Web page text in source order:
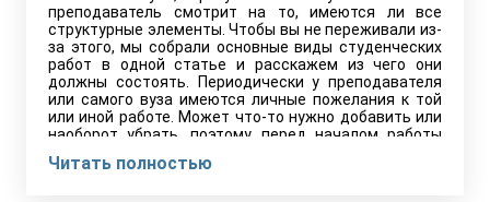
преподаватель смотрит на то, имеются ли все
структурные элементы. Чтобы вы не переживали из-
за этого, мы собрали основные виды студенческих
работ в одной статье и расскажем из чего они
должны состоять. Периодически у преподавателя
или самого вуза имеются личные пожелания к той
или иной работе. Может что-то нужно добавить или
наоборот убрать, поэтому перед началом работы
Читать полностью